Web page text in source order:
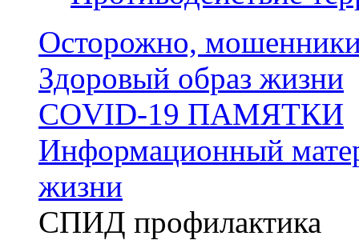
Осторожно,
Здоровый образ жизни
COVID-19 ПАМЯТКИ
Информационный
жизни
СПИД профилактика